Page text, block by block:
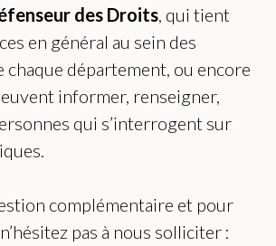
des Droits, qui tient
en général au sein des
chaque département, ou encore
informer, renseigner,
qui s’interrogent sur
complémentaire et pour
pas à nous solliciter :